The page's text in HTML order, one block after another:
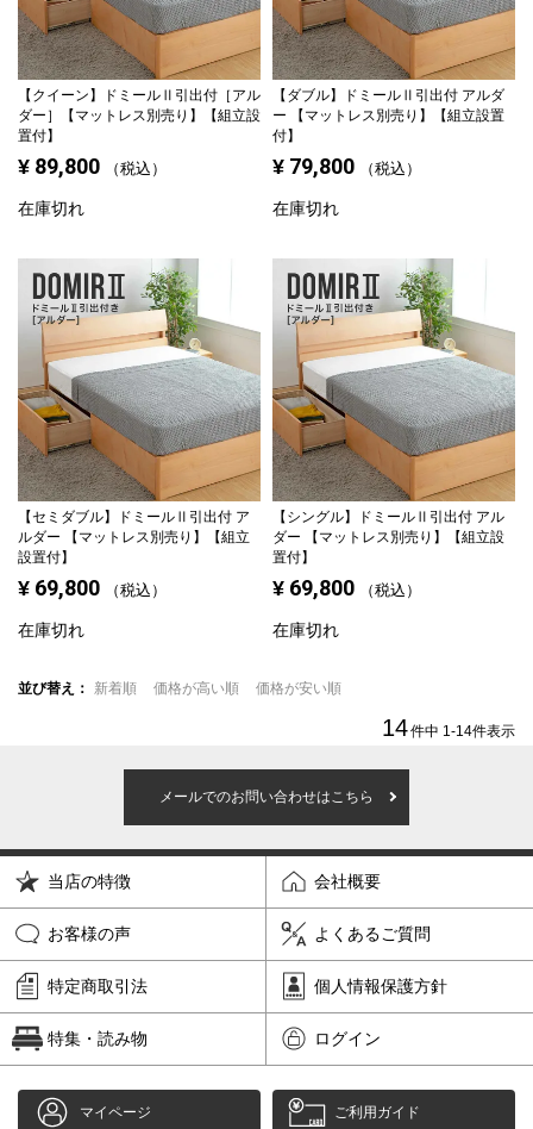
【クイーン】
ドミールⅡ引出付［アル
ダー］【マットレス別売り】【組立設
置付】
¥ 89,800 税込
在庫切れ
【ダブル】
ドミールⅡ引出付 アルダ
ー 【マットレス別売り】【組立設置
付】
¥ 79,800 税込
在庫切れ
【セミダブル】
ドミールⅡ引出付 ア
ルダー 【マットレス別売り】【組立
設置付】
¥ 69,800 税込
在庫切れ
【シングル】
ドミールⅡ引出付 アル
ダー 【マットレス別売り】【組立設
置付】
¥ 69,800 税込
在庫切れ
並び替え 新着順 価格が高い順 価格が安い順
14件中 1 -14件表示
メールでのお問い合わせはこちら
当店の特徴 会社概要
お客様の声 よくあるご質問
特定商取引法 個人情報保護方針
特集・読み物 ログイン
マイページ ご利用ガイド